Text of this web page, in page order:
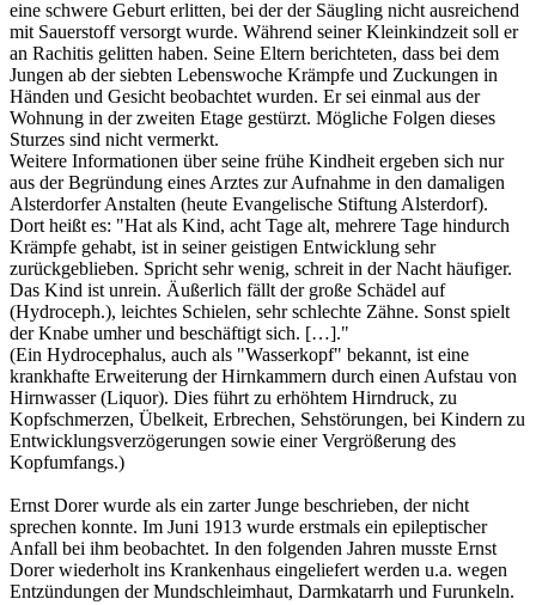
eine schwere Geburt erlitten, bei der der Säugling nicht ausreichend
mit Sauerstoff versorgt wurde. Während seiner Kleinkindzeit soll er
an Rachitis gelitten haben. Seine Eltern berichteten, dass bei dem
Jungen ab der siebten Lebenswoche Krämpfe und Zuckungen in
Händen und Gesicht beobachtet wurden. Er sei einmal aus der
Wohnung in der zweiten Etage gestürzt. Mögliche Folgen dieses
Sturzes sind nicht vermerkt.
Weitere Informationen über seine frühe Kindheit ergeben sich nur
aus der Begründung eines Arztes zur Aufnahme in den damaligen
Alsterdorfer Anstalten (heute Evangelische Stiftung Alsterdorf).
Dort heißt es: "Hat als Kind, acht Tage alt, mehrere Tage hindurch
Krämpfe gehabt, ist in seiner geistigen Entwicklung sehr
zurückgeblieben. Spricht sehr wenig, schreit in der Nacht häufiger.
Das Kind ist unrein. Äußerlich fällt der große Schädel auf
(Hydroceph.), leichtes Schielen, sehr schlechte Zähne. Sonst spielt
der Knabe umher und beschäftigt sich. […]."
(Ein Hydrocephalus, auch als "Wasserkopf" bekannt, ist eine
krankhafte Erweiterung der Hirnkammern durch einen Aufstau von
Hirnwasser (Liquor). Dies führt zu erhöhtem Hirndruck, zu
Kopfschmerzen, Übelkeit, Erbrechen, Sehstörungen, bei Kindern zu
Entwicklungsverzögerungen sowie einer Vergrößerung des
Kopfumfangs.)
Ernst Dorer wurde als ein zarter Junge beschrieben, der nicht
sprechen konnte. Im Juni 1913 wurde erstmals ein epileptischer
Anfall bei ihm beobachtet. In den folgenden Jahren musste Ernst
Dorer wiederholt ins Krankenhaus eingeliefert werden u.a. wegen
Entzündungen der Mundschleimhaut, Darmkatarrh und Furunkeln.